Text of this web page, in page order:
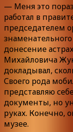
— Меня это
работал в
председателем
донесение
Михайловича
докладывал,
Своего рода
представляю
документы, но
руках. Конечно,
музее.